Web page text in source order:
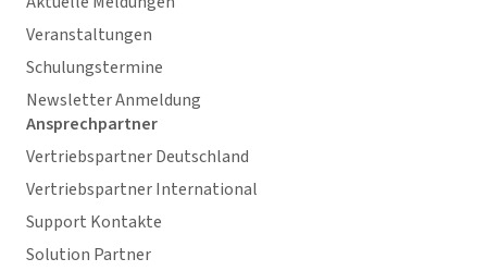
Veranstaltungen
Schulungstermine
Newsletter Anmeldung
Ansprechpartner
Vertriebspartner Deutschland
Vertriebspartner International
Support Kontakte
Solution Partner